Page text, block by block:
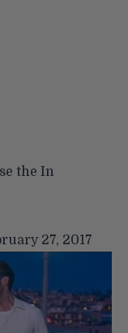
the In
27, 2017